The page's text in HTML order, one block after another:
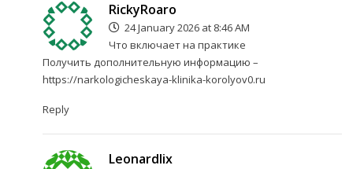
RickyRoaro
24 January 2026 at 8:46 AM
Что включает на практике
Получить дополнительную информацию –
https://narkologicheskaya-klinika-korolyov0.ru
Reply
Leonardlix